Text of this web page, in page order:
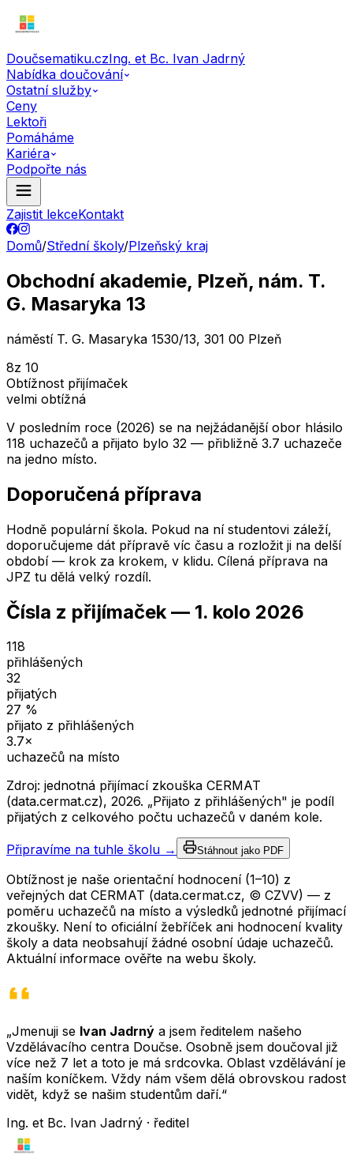
Doučsematiku.czIng. et Bc. Ivan Jadrný
Nabídka doučování
Ostatní služby
Ceny
Lektoři
Pomáháme
Kariéra
Podpořte nás
Zajistit lekceKontakt
Domů/Střední školy/Plzeňský kraj
Obchodní akademie, Plzeň, nám. T.
G. Masaryka 13
náměstí T. G. Masaryka 1530/13, 301 00 Plzeň
8z 10
Obtížnost přijímaček
velmi obtížná
V posledním roce (2026) se na nejžádanější obor hlásilo
118 uchazečů a přijato bylo 32 — přibližně 3.7 uchazeče
na jedno místo.
Doporučená příprava
Hodně populární škola. Pokud na ní studentovi záleží,
doporučujeme dát přípravě víc času a rozložit ji na delší
období — krok za krokem, v klidu. Cílená příprava na
JPZ tu dělá velký rozdíl.
Čísla z přijímaček — 1. kolo 2026
118
přihlášených
32
přijatých
27 %
přijato z přihlášených
3.7×
uchazečů na místo
Zdroj: jednotná přijímací zkouška CERMAT
(data.cermat.cz), 2026. „Přijato z přihlášených" je podíl
přijatých z celkového počtu uchazečů v daném kole.
Připravíme na tuhle školu → Stáhnout jako PDF
Obtížnost je naše orientační hodnocení (1–10) z
veřejných dat CERMAT (data.cermat.cz, © CZVV) — z
poměru uchazečů na místo a výsledků jednotné přijímací
zkoušky. Není to oficiální žebříček ani hodnocení kvality
školy a data neobsahují žádné osobní údaje uchazečů.
Aktuální informace ověřte na webu školy.
„Jmenuji se Ivan Jadrný a jsem ředitelem našeho
Vzdělávacího centra Doučse. Osobně jsem doučoval již
více než 7 let a toto je má srdcovka. Oblast vzdělávání je
naším koníčkem. Vždy nám všem dělá obrovskou radost
vidět, když se našim studentům daří.“
Ing. et Bc. Ivan Jadrný · ředitel